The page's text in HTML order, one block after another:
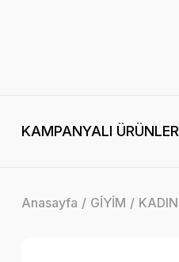
KAMPANYALI ÜRÜNLER
Anasayfa GİYİM KADIN